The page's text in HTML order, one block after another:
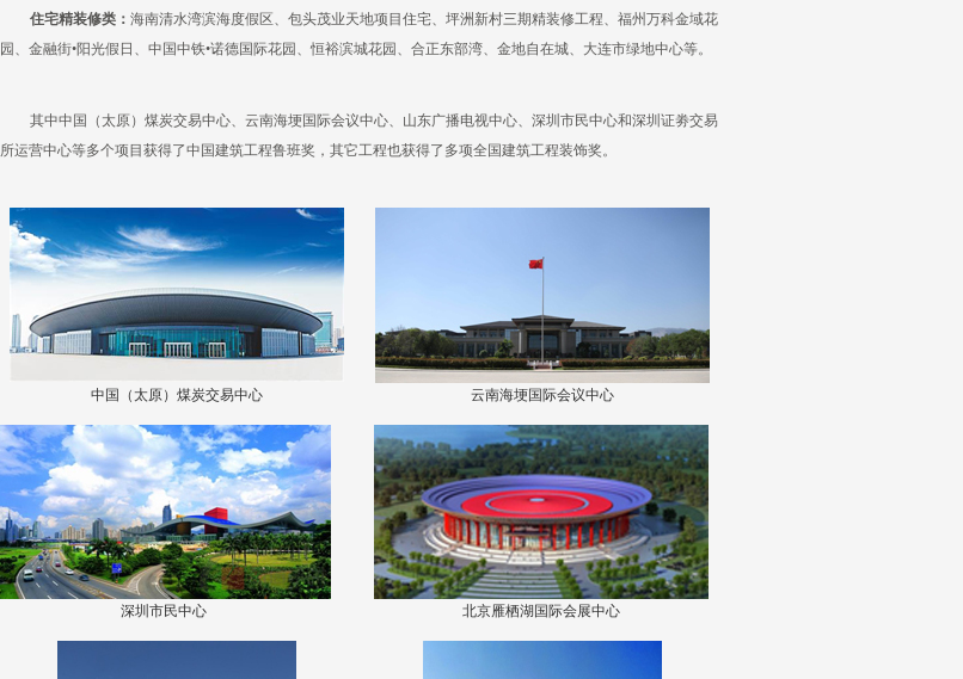
住宅精装修类： 海南清水湾滨海度假区、包头茂业天地项目住宅、坪洲新村三期精装修工程、福州万科金域花
园、金融街•阳光假日、中国中铁•诺德国际花园、恒裕滨城花园、合正东部湾、金地自在城、大连市绿地中心等。
其中中国（太原）煤炭交易中心、云南海埂国际会议中心、山东广播电视中心、深圳市民中心和深圳证劵交易
所运营中心等多个项目获得了中国建筑工程鲁班奖，其它工程也获得了多项全国建筑工程装饰奖。
中国（太原）煤炭交易中心 云南海埂国际会议中心
深圳市民中心 北京雁栖湖国际会展中心